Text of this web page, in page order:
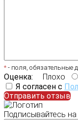
* - поля, обязательные
Оценка: Плохо
Я согласен с
Отправить отзыв
Подписывайтесь